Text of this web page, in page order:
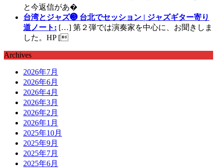
と今返信があ�
台湾とジャズ❸ 台北でセッション | ジャズギター寄り
道ノート: […] 第２弾では演奏家を中心に、お聞きしま
した。HP [
Archives
2026年7月
2026年6月
2026年4月
2026年3月
2026年2月
2026年1月
2025年10月
2025年9月
2025年7月
2025年6月